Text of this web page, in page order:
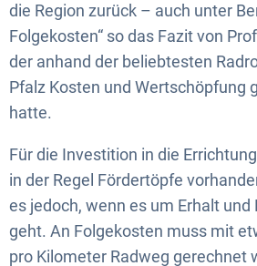
die Region zurück – auch unter
Folgekosten“ so das Fazit von
der anhand der beliebtesten
Pfalz Kosten und Wertschöpfung
hatte.
Für die Investition in die
in der Regel Fördertöpfe
es jedoch, wenn es um Erhalt und
geht. An Folgekosten muss mit
pro Kilometer Radweg gerechnet